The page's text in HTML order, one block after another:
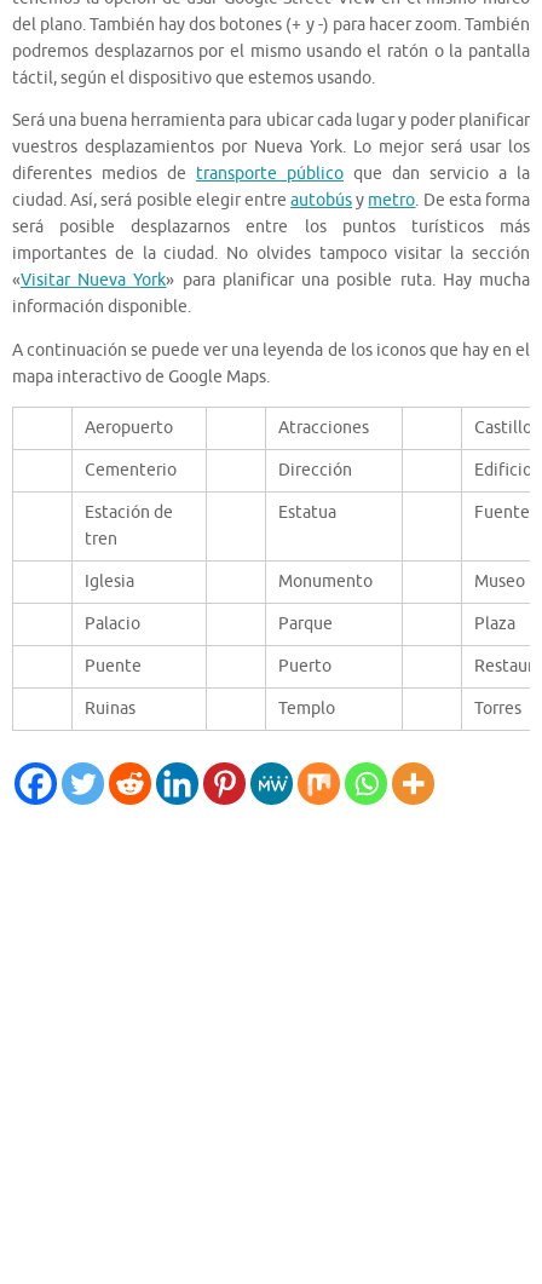
del plano. También hay dos botones (+ y -) para hacer zoom. También
podremos desplazarnos por el mismo usando el ratón o la pantalla
táctil, según el dispositivo que estemos usando.
Será una buena herramienta para ubicar cada lugar y poder planificar
vuestros desplazamientos por Nueva York. Lo mejor será usar los
diferentes medios de transporte público que dan servicio a la
ciudad. Así, será posible elegir entreautobúsy metro. De esta forma
será posible desplazarnos entre los puntos turísticos más
importantes de la ciudad. No olvides tampoco visitar la sección
«Visitar Nueva York» para planificar una posible ruta. Hay mucha
información disponible.
A continuación se puede ver una leyenda de los iconos que hay en el
mapa interactivo de Google Maps.
Aeropuerto Atracciones Castillos
Cementerio Dirección Edificios
Estación de
tren
Estatua Fuente
Iglesia Monumento Museo
Palacio Parque Plaza
Puente Puerto
Ruinas Templo Torres